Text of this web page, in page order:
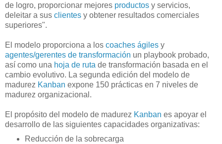
de logro, proporcionar mejores productos y servicios,
deleitar a sus clientes y obtener resultados comerciales
superiores".
El modelo proporciona a los coaches ágiles y
agentes/gerentes de transformación un playbook probado,
así como una hoja de ruta de transformación basada en el
cambio evolutivo. La segunda edición del modelo de
madurez Kanban expone 150 prácticas en 7 niveles de
madurez organizacional.
El propósito del modelo de madurez Kanban es apoyar el
desarrollo de las siguientes capacidades organizativas:
Reducción de la sobrecarga